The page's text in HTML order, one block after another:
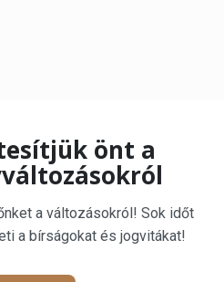
önt a
a változásokról! Sok időt
a bírságokat és jogvitákat!